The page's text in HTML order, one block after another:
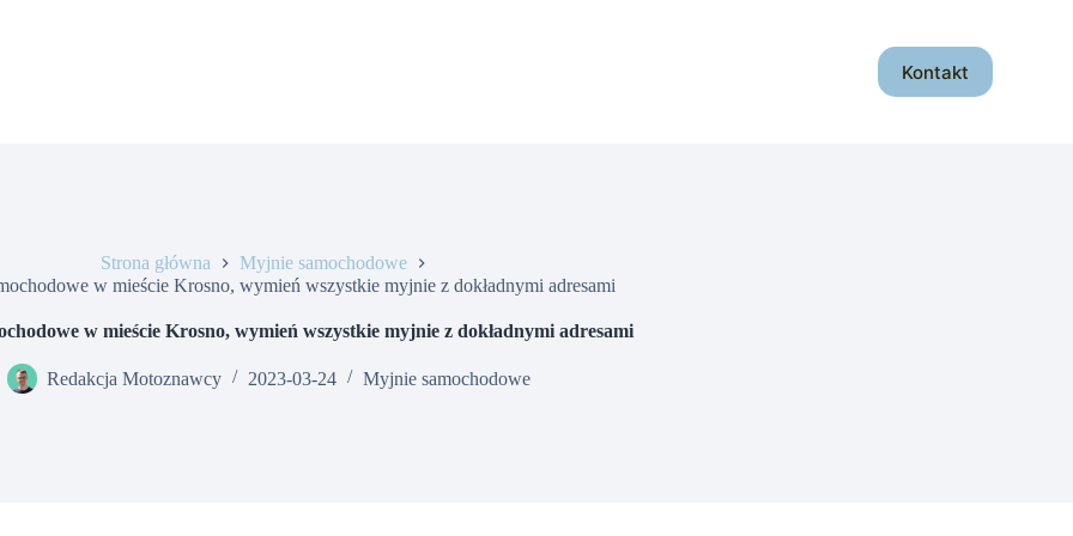
Kontakt
Strona główna
Myjnie samochodowe
w mieście Krosno, wymień wszystkie myjnie z dokładnymi adresami
w mieście Krosno, wymień wszystkie myjnie z dokładnymi adresami
Redakcja Motoznawcy 2023-03-24 Myjnie samochodowe